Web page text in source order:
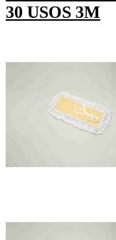
30 USOS 3M